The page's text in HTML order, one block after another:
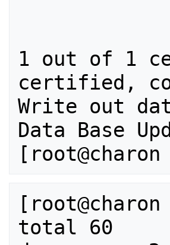
1 out of 1
certified,
Write out
Data Base
total 60